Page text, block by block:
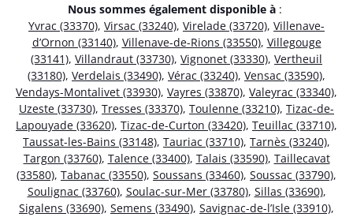
Nous sommes également disponible à :
Yvrac (33370), Virsac (33240), Virelade (33720), Villenave-
d’Ornon (33140), Villenave-de-Rions (33550), Villegouge
(33141), Villandraut (33730), Vignonet (33330), Vertheuil
(33180), Verdelais (33490), Vérac (33240), Vensac (33590),
Vendays-Montalivet (33930), Vayres (33870), Valeyrac (33340),
Uzeste (33730), Tresses (33370), Toulenne (33210), Tizac-de-
Lapouyade (33620), Tizac-de-Curton (33420), Teuillac (33710),
Taussat-les-Bains (33148), Tauriac (33710), Tarnès (33240),
Targon (33760), Talence (33400), Talais (33590), Taillecavat
(33580), Tabanac (33550), Soussans (33460), Soussac (33790),
Soulignac (33760), Soulac-sur-Mer (33780), Sillas (33690),
Sigalens (33690), Semens (33490), Savignac-de-l’Isle (33910),